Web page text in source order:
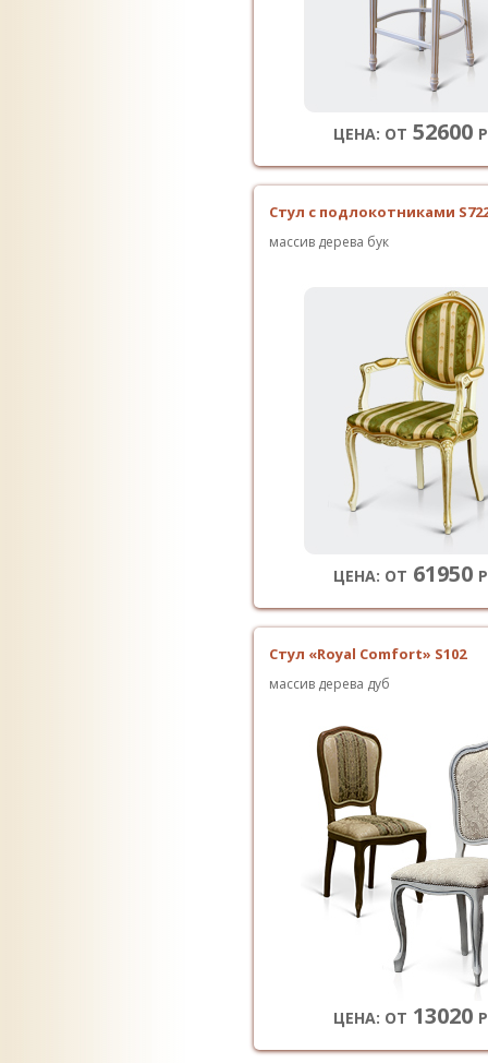
ЦЕНА: ОТ 52600
Стул с подлокотниками
массив дерева бук
ЦЕНА: ОТ 61950
Стул «Royal Comfort» S102
массив дерева дуб
ЦЕНА: ОТ 13020